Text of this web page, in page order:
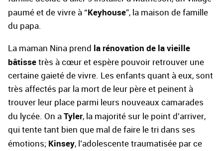
paumé et de vivre à “Keyhouse”, la maison de famille
du papa.
La maman Nina prend la rénovation de la vieille
bâtisse très à cœur et espère pouvoir retrouver une
certaine gaieté de vivre. Les enfants quant à eux, sont
très affectés par la mort de leur père et peinent à
trouver leur place parmi leurs nouveaux camarades
du lycée. On a Tyler, la majorité sur le point d'arriver,
qui tente tant bien que mal de faire le tri dans ses
émotions; Kinsey, l’adolescente traumatisée par ce